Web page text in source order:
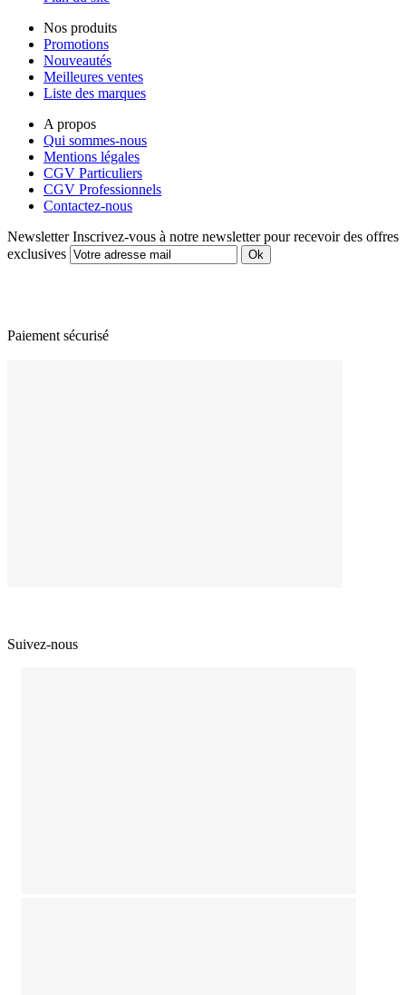
Nos produits
Promotions
Nouveautés
Meilleures ventes
Liste des marques
A propos
Qui sommes-nous
Mentions légales
CGV Particuliers
CGV Professionnels
Contactez-nous
Newsletter Inscrivez-vous à notre newsletter pour recevoir des offres
exclusives
Paiement sécurisé
Suivez-nous